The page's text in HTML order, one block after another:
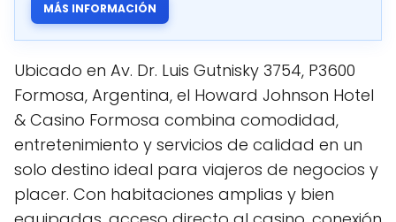
MÁS INFORMACIÓN
Ubicado en Av. Dr. Luis Gutnisky 3754, P3600
Formosa, Argentina, el Howard Johnson Hotel
& Casino Formosa combina comodidad,
entretenimiento y servicios de calidad en un
solo destino ideal para viajeros de negocios y
placer. Con habitaciones amplias y bien